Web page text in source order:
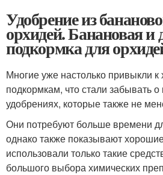
Удобрение из
орхидей. Банановая
подкормка для
Многие уже настолько привыкли к
подкормкам, что стали забывать
удобрениях, которые также не
Они потребуют больше времени
однако также показывают
использовали только такие
большого выбора химических